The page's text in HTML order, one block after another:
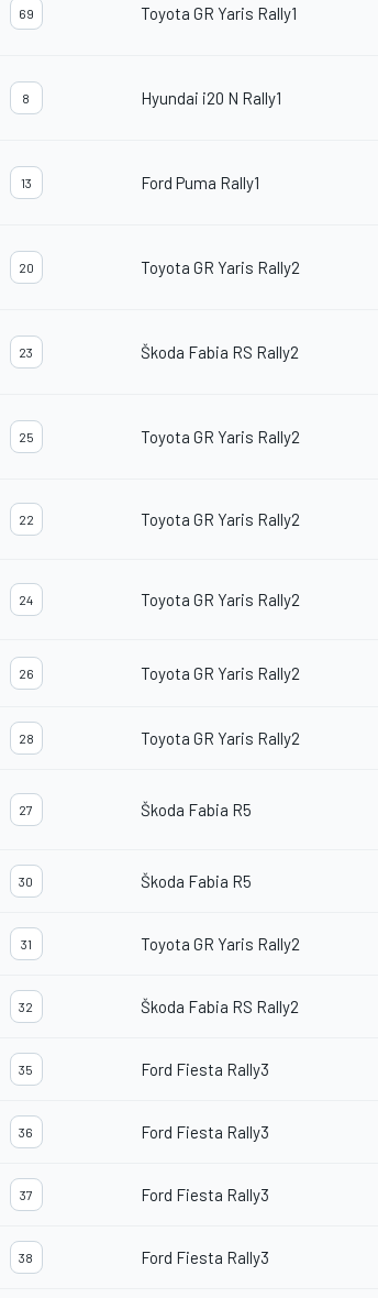
69 Toyota GR Yaris Rally1
8 Hyundai i20 N Rally1
13 Ford Puma Rally1
20 Toyota GR Yaris Rally2
23 Škoda Fabia RS Rally2
25 Toyota GR Yaris Rally2
22 Toyota GR Yaris Rally2
24 Toyota GR Yaris Rally2
26 Toyota GR Yaris Rally2
28 Toyota GR Yaris Rally2
27 Škoda Fabia R5
30 Škoda Fabia R5
31 Toyota GR Yaris Rally2
32 Škoda Fabia RS Rally2
35 Ford Fiesta Rally3
36 Ford Fiesta Rally3
37 Ford Fiesta Rally3
38 Ford Fiesta Rally3